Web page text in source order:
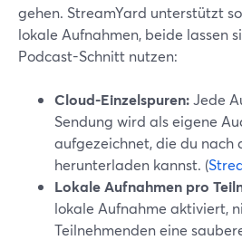
gehen. StreamYard unterstützt
lokale Aufnahmen, beide lassen
Podcast-Schnitt nutzen:
Cloud-Einzelspuren:Jede
Sendung wird als eigene
aufgezeichnet, die du nach
herunterladen kannst. (
Lokale Aufnahmen pro
lokale Aufnahme aktiviert,
Teilnehmenden eine